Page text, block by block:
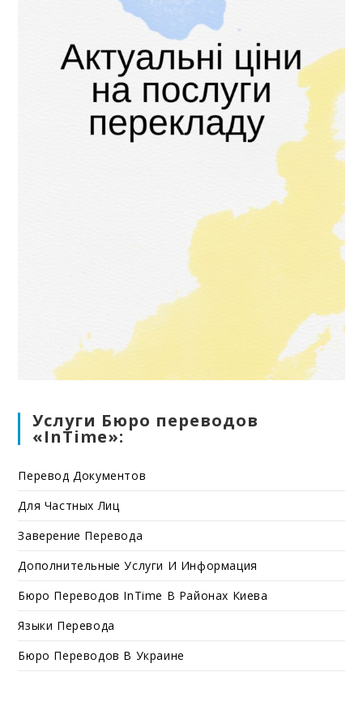
Услуги Бюро переводов
«InTime»:
Перевод Документов
Для Частных Лиц
Заверение Перевода
Дополнительные Услуги И Информация
Бюро Переводов InTime В Районах Киева
Языки Перевода
Бюро Переводов В Украине